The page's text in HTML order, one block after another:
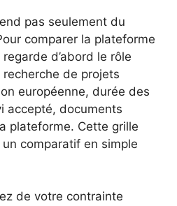
pas seulement du
comparer la plateforme
d’abord le rôle
de projets
européenne, durée des
accepté, documents
plateforme. Cette grille
comparatif en simple
de votre contrainte